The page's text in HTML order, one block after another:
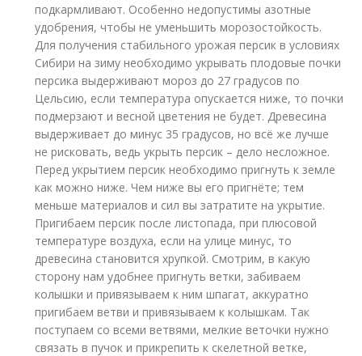
подкармливают. Особенно недопустимы азотные
удобрения, чтобы не уменьшить морозостойкость.
Для получения стабильного урожая персик в условиях
Сибири на зиму необходимо укрывать плодовые почки
персика выдерживают мороз до 27 градусов по
Цельсию, если температура опускается ниже, то почки
подмерзают и весной цветения не будет. Древесина
выдерживает до минус 35 градусов, но всё же лучше
не рисковать, ведь укрыть персик – дело несложное.
Перед укрытием персик необходимо пригнуть к земле
как можно ниже. Чем ниже вы его пригнёте; тем
меньше материалов и сил вы затратите на укрытие.
Пригибаем персик после листопада, при плюсовой
температуре воздуха, если на улице минус, то
древесина становится хрупкой. Смотрим, в какую
сторону нам удобнее пригнуть ветки, забиваем
колышки и привязываем к ним шпагат, аккуратно
пригибаем ветви и привязываем к колышкам. Так
поступаем со всеми ветвями, мелкие веточки нужно
связать в пучок и прикрепить к скелетной ветке,